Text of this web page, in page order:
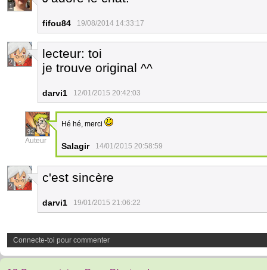
1
fifou84 19/08/2014 14:33:17
2
lecteur: toi
je trouve original ^^
darvi1 12/01/2015 20:42:03
32
Auteur
Hé hé, merci
Salagir 14/01/2015 20:58:59
2
c'est sincère
darvi1 19/01/2015 21:06:22
Connecte-toi pour commenter